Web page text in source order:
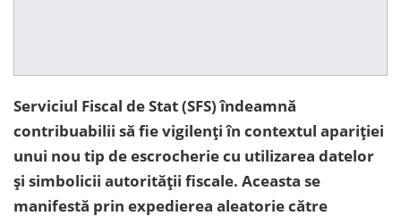
Serviciul Fiscal de Stat (SFS) îndeamnă
contribuabilii să fie vigilenți în contextul apariției
unui nou tip de escrocherie cu utilizarea datelor
și simbolicii autorității fiscale. Aceasta se
manifestă prin expedierea aleatorie către